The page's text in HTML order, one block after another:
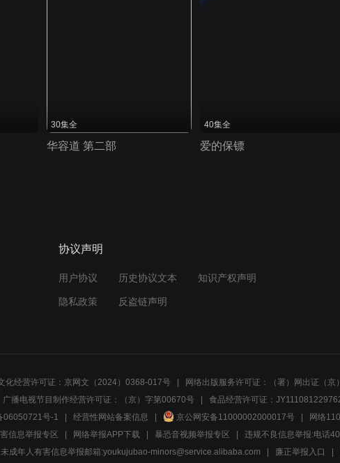
30集全
华容道 第二部
40集全
爱的保镖
协议声明
用户协议 历史协议文本 知识产权声明
隐私政策 反盗链声明
化经营许可证：京网文（2024）0368-017号 网络出版服务许可证：（署）网出证（京
广播电视节目制作经营许可证：（京）字第00670号 食品经营许可证：
06050721号-1 经营性网站备案信息 京公网安备11000002000017号 网络
信息举报专区 网络举报APP下载 暴恐音视频举报专区
违规不良信息举报:电话
未成年人有害信息举报邮箱:youkujubao-minors@service.alibaba.com 廉正举报入口